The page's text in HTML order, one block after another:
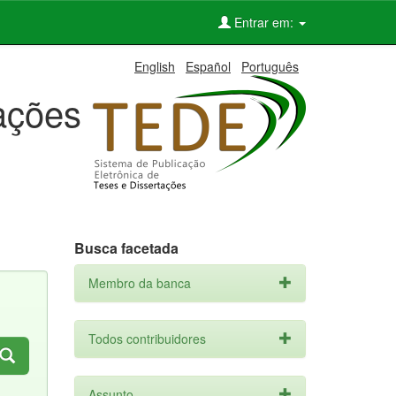
Entrar em:
English Español Português
Busca facetada
Membro da banca
Todos contribuidores